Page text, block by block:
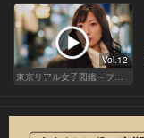
Vol.12